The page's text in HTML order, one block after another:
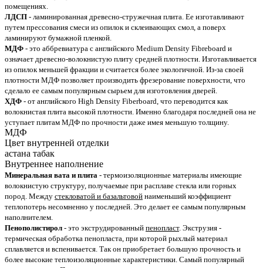
помещениях.
ЛДСП - ламинированная древесно-стружечная плита. Ее изготавливают
путем прессования смеси из опилок и склеивающих смол, а поверх
ламинируют бумажной пленкой.
МДФ - это аббревиатура с английского Medium Density Fibreboard и
означает древесно-волокнистую плиту средней плотности. Изготавливается
из опилок меньшей фракции и считается более экологичной. Из-за своей
плотности МДФ позволяет производить фрезерование поверхности, что
сделало ее самым популярным сырьем для изготовления дверей.
ХДФ - от английского High Density Fiberboard, что переводится как
волокнистая плита высокой плотности. Именно благодаря последней она не
уступает плитам МДФ по прочности даже имея меньшую толщину.
МДФ
Цвет внутренней отделки
астана табак
Внутреннее наполнение
Минеральная вата и плита - термоизоляционные материалы имеющие
волокнистую структуру, получаемые при расплаве стекла или горных
пород. Между стекловатой и базальтовой наименьший коэффициент
теплопотерь несомненно у последней. Это делает ее самым популярным
наполнителем.
Пенополистирол - это экструдированный пенопласт. Экструзия -
термическая обработка пенопласта, при которой рыхлый материал
сплавляется и вспенивается. Так он приобретает большую прочность и
более высокие теплоизоляционные характеристики. Самый популярный